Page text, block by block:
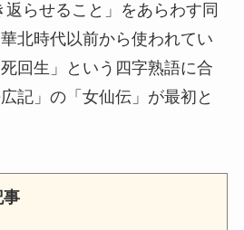
らせること」をあらわす同
北時代以前から使われてい
回生」という四字熟語に合
記」の「女仙伝」が最初と
事